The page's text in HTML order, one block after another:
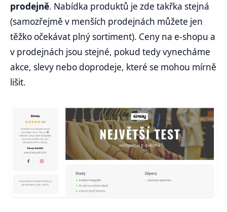
prodejně. Nabídka produktů je zde takřka stejná
(samozřejmě v menších prodejnách můžete jen
těžko očekávat plný sortiment). Ceny na e-shopu a
v prodejnách jsou stejné, pokud tedy vynecháme
akce, slevy nebo doprodeje, které se mohou mírně
lišit.